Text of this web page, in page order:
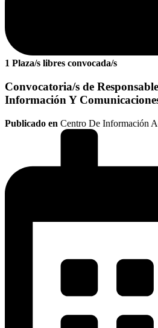
1 Plaza/s libres convocada/s
Convocatoria/s de
Información Y
Publicado en Centro De Información